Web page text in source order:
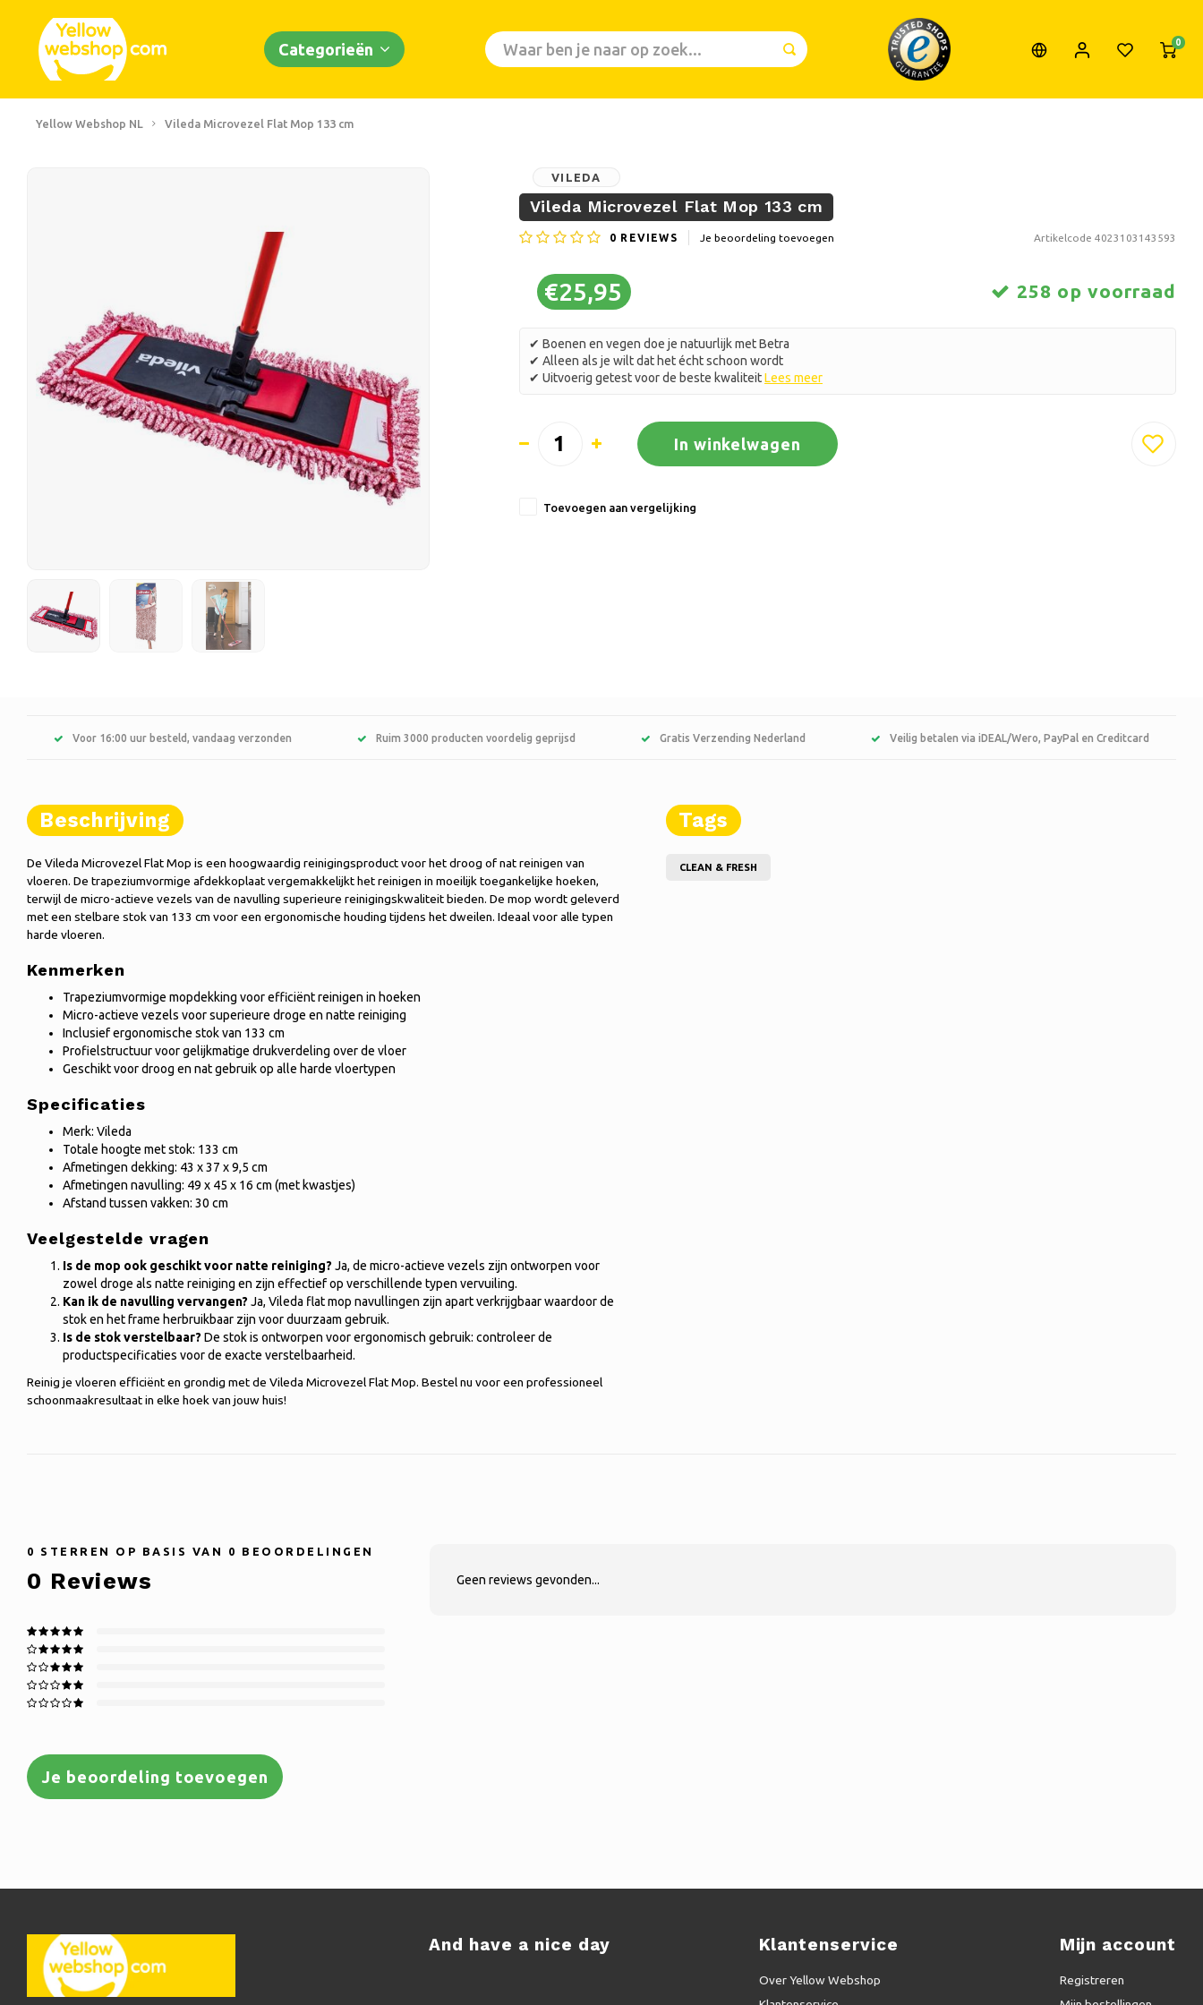
Categorieën 0
Yellow Webshop NL Vileda Microvezel Flat Mop 133 cm
VILEDA
Vileda Microvezel Flat Mop 133 cm
0 REVIEWS Je beoordeling toevoegen Artikelcode 4023103143593
€25,95 258 op voorraad
✔ Boenen en vegen doe je natuurlijk met Betra
✔ Alleen als je wilt dat het écht schoon wordt
✔ Uitvoerig getest voor de beste kwaliteitLees meer
In winkelwagen
Toevoegen aan vergelijking
Voor 16:00 uur besteld, vandaag verzonden Ruim 3000 producten voordelig geprijsd Gratis Verzending Nederland Veilig betalen via iDEAL/Wero, PayPal en Creditcard
Beschrijving
De Vileda Microvezel Flat Mop is een hoogwaardig reinigingsproduct voor het droog of nat reinigen van
vloeren. De trapeziumvormige afdekkoplaat vergemakkelijkt het reinigen in moeilijk toegankelijke hoeken,
terwijl de micro-actieve vezels van de navulling superieure reinigingskwaliteit bieden. De mop wordt geleverd
met een stelbare stok van 133 cm voor een ergonomische houding tijdens het dweilen. Ideaal voor alle typen
harde vloeren.
Kenmerken
Trapeziumvormige mopdekking voor efficiënt reinigen in hoeken
Micro-actieve vezels voor superieure droge en natte reiniging
Inclusief ergonomische stok van 133 cm
Profielstructuur voor gelijkmatige drukverdeling over de vloer
Geschikt voor droog en nat gebruik op alle harde vloertypen
Specificaties
Merk: Vileda
Totale hoogte met stok: 133 cm
Afmetingen dekking: 43 x 37 x 9,5 cm
Afmetingen navulling: 49 x 45 x 16 cm (met kwastjes)
Afstand tussen vakken: 30 cm
Veelgestelde vragen
Is de mop ook geschikt voor natte reiniging? Ja, de micro-actieve vezels zijn ontworpen voor
zowel droge als natte reiniging en zijn effectief op verschillende typen vervuiling.
Kan ik de navulling vervangen? Ja, Vileda flat mop navullingen zijn apart verkrijgbaar waardoor de
stok en het frame herbruikbaar zijn voor duurzaam gebruik.
Is de stok verstelbaar? De stok is ontworpen voor ergonomisch gebruik: controleer de
productspecificaties voor de exacte verstelbaarheid.
Reinig je vloeren efficiënt en grondig met de Vileda Microvezel Flat Mop. Bestel nu voor een professioneel
schoonmaakresultaat in elke hoek van jouw huis!
Tags
CLEAN & FRESH
0 STERREN OP BASIS VAN 0 BEOORDELINGEN
0 Reviews
Je beoordeling toevoegen
Geen reviews gevonden...
And have a nice day Klantenservice
Over Yellow Webshop
Mijn account
Registreren